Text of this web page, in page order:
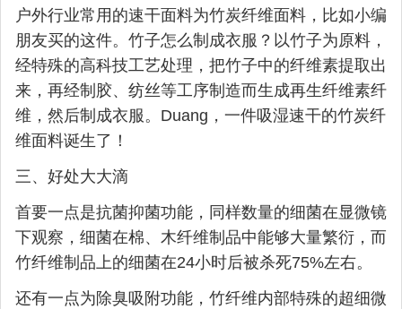
户外行业常用的速干面料为竹炭纤维面料，比如小编
朋友买的这件。竹子怎么制成衣服？以竹子为原料，
经特殊的高科技工艺处理，把竹子中的纤维素提取出
来，再经制胶、纺丝等工序制造而生成再生纤维素纤
维，然后制成衣服。Duang，一件吸湿速干的竹炭纤
维面料诞生了！
三、好处大大滴
首要一点是抗菌抑菌功能，同样数量的细菌在显微镜
下观察，细菌在棉、木纤维制品中能够大量繁衍，而
竹纤维制品上的细菌在24小时后被杀死75%左右。
还有一点为除臭吸附功能，竹纤维内部特殊的超细微